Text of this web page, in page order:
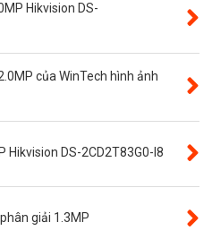
Hikvision DS-
của WinTech hình ảnh
Hikvision DS-2CD2T83G0-I8
giải 1.3MP